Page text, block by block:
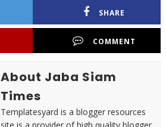
SHARE
COMMENT
About Jaba Siam
Times
Templatesyard is a blogger resources